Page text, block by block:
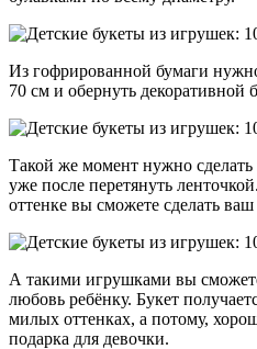
Из гофрированной бумаги
70 см и обернуть декоративной
Такой же момент нужно
уже после перетянуть
оттенке вы сможете сделать ваш
А такими игрушками вы
любовь ребёнку. Букет
милых оттенках, а потому,
подарка для девочки.